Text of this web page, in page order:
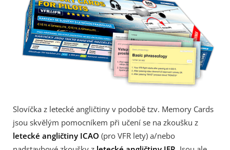
Slovíčka z letecké angličtiny v podobě tzv. Memory Cards
jsou skvělým pomocníkem při učení se na zkoušku z
letecké angličtiny ICAO (pro VFR lety) a/nebo